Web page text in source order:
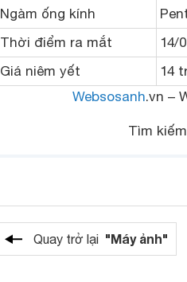
Ngàm ống kính
Thời điểm ra mắt
14/
Giá niêm yết
14
Websosanh.vn –
Tìm
Quay trở lại "Máy ảnh"